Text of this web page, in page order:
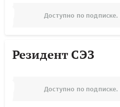
Доступно по подписке.
Резидент СЭЗ
Доступно по подписке.